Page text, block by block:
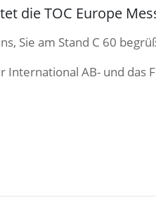
die TOC Europe
Sie am Stand C 60
International AB- und das